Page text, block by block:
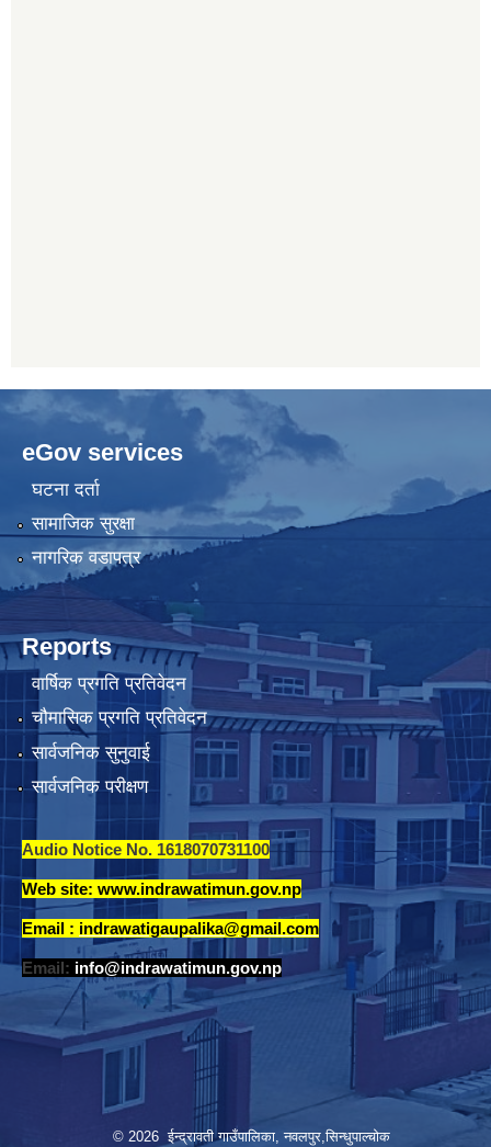
eGov services
घटना दर्ता
सामाजिक सुरक्षा
नागरिक वडापत्र
Reports
वार्षिक प्रगति प्रतिवेदन
चौमासिक प्रगति प्रतिवेदन
सार्वजनिक सुनुवाई
सार्वजनिक परीक्षण
Audio Notice No. 1618070731100
Web site: www.indrawatimun.gov.np
Email : indrawatigaupalika@gmail.com
Email: info@indrawatimun.gov.np
© 2026 ईन्द्रावती गाउँपालिका, नवलपुर,सिन्धुपाल्चाेक